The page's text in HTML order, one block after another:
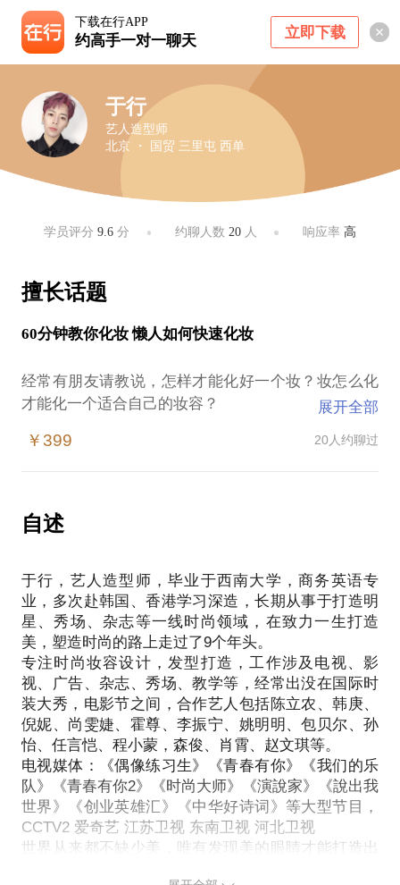
下载在行APP
约高手一对一聊天 立即下载
于行
艺人造型师
北京 ・ 国贸 三里屯 西单
学员评分9.6 分 约聊人数 20人 响应率 高
擅长话题
60分钟教你化妆 懒人如何快速化妆
经常有朋友请教说，怎样才能化好一个妆？妆怎么化
才能化一个适合自己的妆容？
构，深入探讨：
让你立马变成彩妆达人，心动不如行动，快来做自信
展开全部
￥399 20人约聊过
自述
于行，艺人造型师，毕业于西南大学，商务英语专
业，多次赴韩国、香港学习深造，长期从事于打造明
星、秀场、杂志等一线时尚领域，在致力一生打造
美，塑造时尚的路上走过了9个年头。
专注时尚妆容设计，发型打造，工作涉及电视、影
视、广告、杂志、秀场、教学等，经常出没在国际时
装大秀，电影节之间，合作艺人包括陈立农、韩庚、
倪妮、尚雯婕、霍尊、李振宁、姚明明、包贝尔、孙
怡、任言恺、程小蒙，森俊、肖霄、赵文琪等。
电视媒体：《偶像练习生》《青春有你》《我们的乐
队》《青春有你2》《时尚大师》《演說家》《說出我
世界》《创业英雄汇》《中华好诗词》等大型节目，
CCTV2 爱奇艺 江苏卫视 东南卫视 河北卫视
世界从来都不缺少美，唯有发现美的眼睛才能打造出